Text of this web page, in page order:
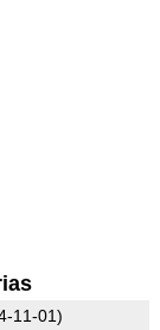
11-01)